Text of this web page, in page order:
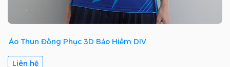
Áo Thun Đồng Phục 3D Bảo Hiểm DIV
Liên hệ